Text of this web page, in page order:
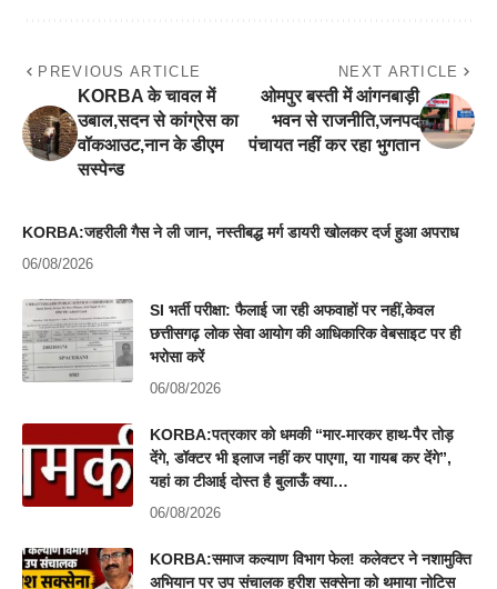
PREVIOUS ARTICLE
KORBA के चावल में
उबाल,सदन से कांग्रेस का
वॉकआउट,नान के डीएम
सस्पेन्ड
NEXT ARTICLE
ओमपुर बस्ती में आंगनबाड़ी
भवन से राजनीति,जनपद
पंचायत नहीं कर रहा भुगतान
KORBA:जहरीली गैस ने ली जान, नस्तीबद्ध मर्ग डायरी खोलकर दर्ज हुआ अपराध
06/08/2026
SI भर्ती परीक्षा: फैलाई जा रही अफवाहों पर नहीं,केवल
छत्तीसगढ़ लोक सेवा आयोग की आधिकारिक वेबसाइट पर ही
भरोसा करें
06/08/2026
KORBA:पत्रकार को धमकी “मार-मारकर हाथ-पैर तोड़
देंगे, डॉक्टर भी इलाज नहीं कर पाएगा, या गायब कर देंगे”,
यहां का टीआई दोस्त है बुलाऊँ क्या…
06/08/2026
KORBA:समाज कल्याण विभाग फेल! कलेक्टर ने नशामुक्ति
अभियान पर उप संचालक हरीश सक्सेना को थमाया नोटिस